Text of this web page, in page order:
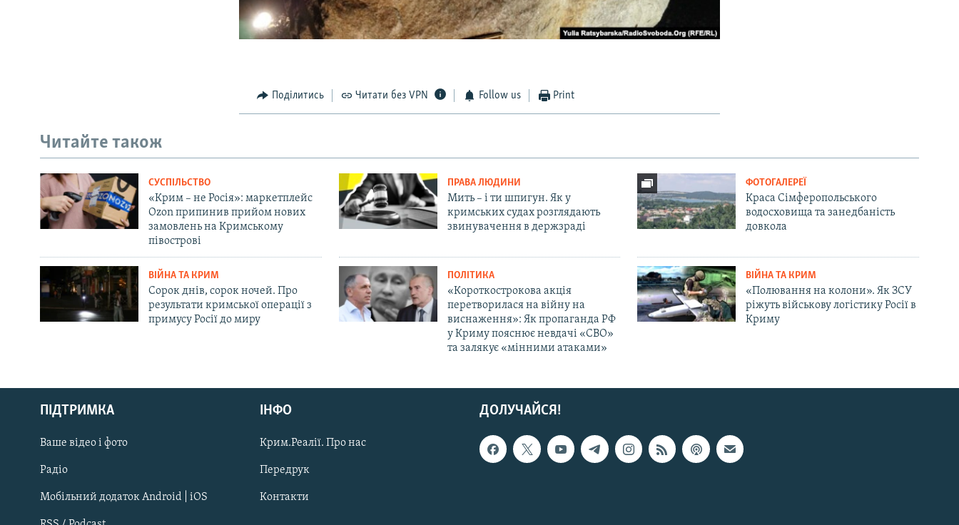
Русский
Qırımtatar
ДОЛУЧАЙСЯ!
Поділитись Читати без VPN Follow us Print
Читайте також
СУСПІЛЬСТВО
«Крим – не Росія»: маркетплейс
Ozon припинив прийом нових
замовлень на Кримському
півострові
ПРАВА ЛЮДИНИ
Мить – і ти шпигун. Як у
кримських судах розглядають
звинувачення в держзраді
ФОТОГАЛЕРЕЇ
Краса Сімферопольського
водосховища та занедбаність
довкола
ВІЙНА ТА КРИМ
Сорок днів, сорок ночей. Про
результати кримської операції з
примусу Росії до миру
ПОЛІТИКА
«Короткострокова акція
перетворилася на війну на
виснаження»: Як пропаганда РФ
у Криму пояснює невдачі «СВО»
та залякує «мінними атаками»
ВІЙНА ТА КРИМ
«Полювання на колони». Як ЗСУ
ріжуть військову логістику Росії в
Криму
ДОЛУЧАЙСЯ!
ПІДТРИМКА
Ваше відео і фото
Радіо
Мобільний додаток Android | iOS
ІНФО
Крим.Реалії. Про нас
Передрук
Контакти